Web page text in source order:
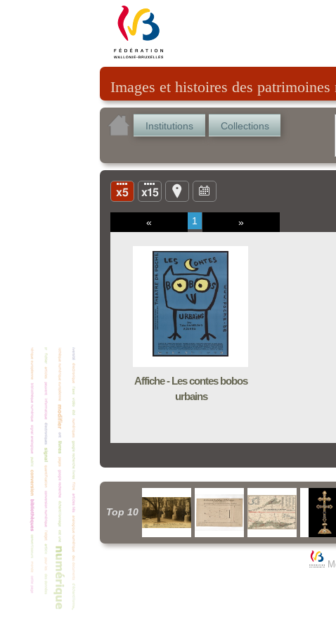
Images et histoires des patrimoines
Institutions Collections
« 1 »
Affiche - Les contes bobos
urbains
Top 10